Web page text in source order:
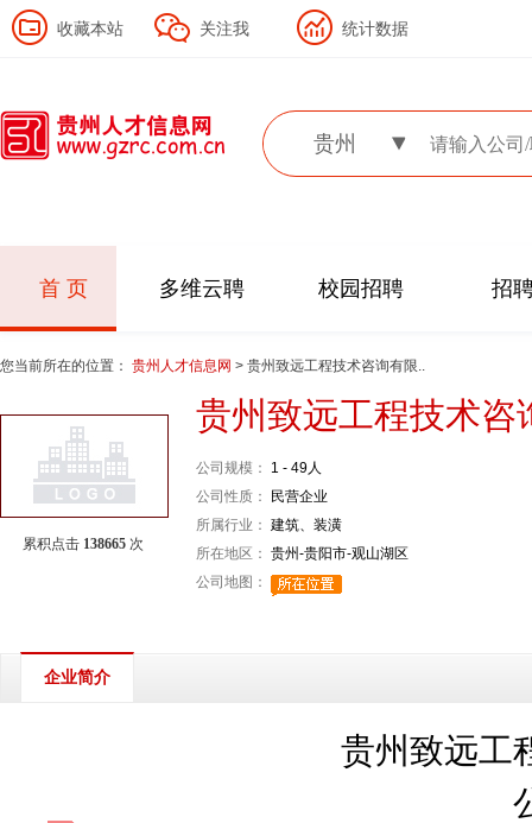
收藏本站 关注我 统计数据
贵州
首 页 多维云聘 校园招聘 招
您当前所在的位置： 贵州人才信息网 > 贵州致远工程技术咨询有限..
累积点击 138665 次
贵州致远工程技术咨
公司规模：
1 - 49人
公司性质：
民营企业
所属行业： 建筑、装潢
所在地区： 贵州-贵阳市-观山湖区
公司地图：
企业简介
贵州致远工